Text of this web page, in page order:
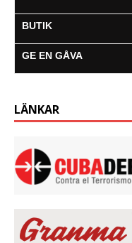
BUTIK
GE EN GÅVA
LÄNKAR